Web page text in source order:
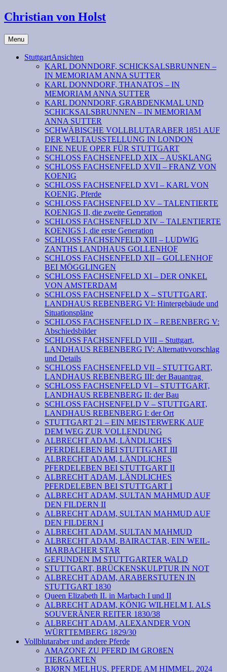
Christian von Holst
Menu
StuttgartAnsichten
KARL DONNDORF, SCHICKSALSBRUNNEN –
IN MEMORIAM ANNA SUTTER
KARL DONNDORF, THANATOS – IN
MEMORIAM ANNA SUTTER
KARL DONNDORF, GRABDENKMAL UND
SCHICKSALSBRUNNEN – IN MEMORIAM
ANNA SUTTER
SCHWÄBISCHE VOLLBLUTARABER 1851 AUF
DER WELTAUSSTELLUNG IN LONDON
EINE NEUE OPER FÜR STUTTGART
SCHLOSS FACHSENFELD XIX – AUSKLANG
SCHLOSS FACHSENFELD XVII – FRANZ VON
KOENIG
SCHLOSS FACHSENFELD XVI – KARL VON
KOENIG, Pferde
SCHLOSS FACHSENFELD XV – TALENTIERTE
KOENIGS II, die zweite Generation
SCHLOSS FACHSENFELD XIV – TALENTIERTE
KOENIGS I, die erste Generation
SCHLOSS FACHSENFELD XIII – LUDWIG
ZANTHS LANDHAUS GOLLENHOF
SCHLOSS FACHSENFELD XII – GOLLENHOF
BEI MÖGGLINGEN
SCHLOSS FACHSENFELD XI – DER ONKEL
VON AMSTERDAM
SCHLOSS FACHSENFELD X – STUTTGART,
LANDHAUS REBENBERG VI: Hintergebäude und
Situationspläne
SCHLOSS FACHSENFELD IX – REBENBERG V:
Abschiedsbilder
SCHLOSS FACHSENFELD VIII – Stuttgart,
LANDHAUS REBENBERG IV: Alternativvorschlag
und Details
SCHLOSS FACHSENFELD VII – STUTTGART,
LANDHAUS REBENBERG III: der Bauantrag
SCHLOSS FACHSENFELD VI – STUTTGART,
LANDHAUS REBENBERG II: der Bau
SCHLOSS FACHSENFELD V – STUTTGART,
LANDHAUS REBENBERG I: der Ort
STUTTGART 21 – EIN MEISTERWERK AUF
DEM WEG ZUR VOLLENDUNG
ALBRECHT ADAM, LÄNDLICHES
PFERDELEBEN BEI STUTTGART III
ALBRECHT ADAM, LÄNDLICHES
PFERDELEBEN BEI STUTTGART II
ALBRECHT ADAM, LÄNDLICHES
PFERDELEBEN BEI STUTTGART I
ALBRECHT ADAM, SULTAN MAHMUD AUF
DEN FILDERN II
ALBRECHT ADAM, SULTAN MAHMUD AUF
DEN FILDERN I
ALBRECHT ADAM, SULTAN MAHMUD
ALBRECHT ADAM, BAIRACTAR, EIN WEIL-
MARBACHER STAR
GEFUNDEN IM STUTTGARTER WALD
STUTTGART, BRÜCKENSKULPTUR IN NOT
ALBRECHT ADAM, ARABERSTUTEN IN
STUTTGART 1830
Queen Elizabeth II. in Marbach I und II
ALBRECHT ADAM, KÖNIG WILHELM I. ALS
SOUVERÄNER REITER 1830/38
ALBRECHT ADAM, ALEXANDER VON
WÜRTTEMBERG 1829/30
Vollblutaraber und andere Pferde
AMAZONE ZU PFERD IM GROßEN
TIERGARTEN
BJØRN MELHUS, PFERDE AM HIMMEL, 2024